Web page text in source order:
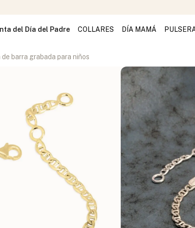
del Día del Padre COLLARES DÍA MAMÁ
de barra grabada para niños